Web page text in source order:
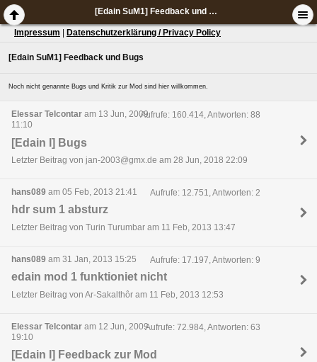
[Edain SuM1] Feedback und Bugs
Impressum Datenschutzerklärung / Privacy Policy
[Edain SuM1] Feedback und Bugs
Noch nicht genannte Bugs und Kritik zur Mod sind hier willkommen.
Elessar Telcontar am 13 Jun, 2009
11:10
Aufrufe: 160.414, Antworten: 88
[Edain I] Bugs
Letzter Beitrag von jan-2003@gmx.de am 28 Jun, 2018 22:09
hans089 am 05 Feb, 2013 21:41 Aufrufe: 12.751, Antworten: 2
hdr sum 1 absturz
Letzter Beitrag von Turin Turumbar am 11 Feb, 2013 13:47
hans089 am 31 Jan, 2013 15:25 Aufrufe: 17.197, Antworten: 9
edain mod 1 funktioniet nicht
Letzter Beitrag von Ar-Sakalthôr am 11 Feb, 2013 12:53
Elessar Telcontar am 12 Jun, 2009
19:10
Aufrufe: 72.984, Antworten: 63
[Edain I] Feedback zur Mod